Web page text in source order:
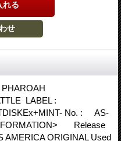
LABEL :
No. : AS-
Release
ORIGINAL Used